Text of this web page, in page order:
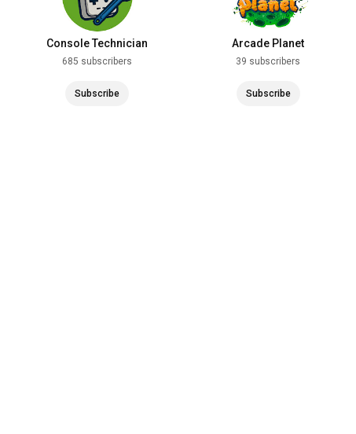
Console Technician
685 subscribers
Subscribe
Arcade Planet
39 subscribers
Subscribe